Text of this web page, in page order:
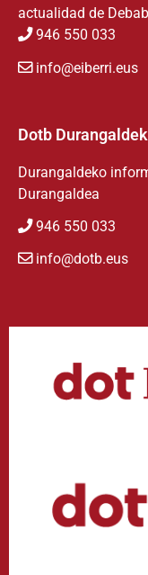
actualidad de
946 550 033
info@eiberri.eus
Dotb
Durangaldeko
Durangaldea
946 550 033
info@dotb.eus